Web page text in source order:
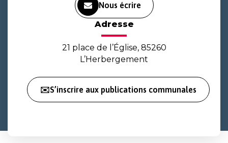
Nous écrire
Adresse
21 place de l’Église, 85260
L’Herbergement
✉️S’inscrire aux publications communales